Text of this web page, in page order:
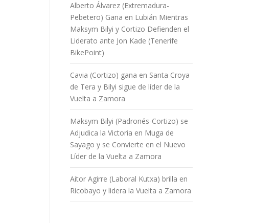
Alberto Álvarez (Extremadura-
Pebetero) Gana en Lubián Mientras
Maksym Bilyi y Cortizo Defienden el
Liderato ante Jon Kade (Tenerife
BikePoint)
Cavia (Cortizo) gana en Santa Croya
de Tera y Bilyi sigue de líder de la
Vuelta a Zamora
Maksym Bilyi (Padronés-Cortizo) se
Adjudica la Victoria en Muga de
Sayago y se Convierte en el Nuevo
Líder de la Vuelta a Zamora
Aitor Agirre (Laboral Kutxa) brilla en
Ricobayo y lidera la Vuelta a Zamora